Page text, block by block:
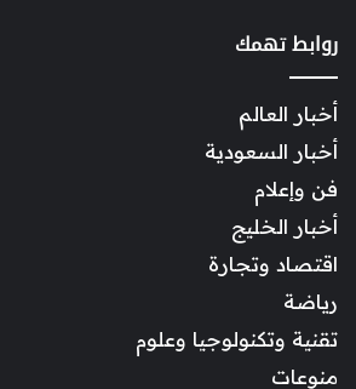
روابط تهمك
أخبار العالم
أخبار السعودية
فن وإعلام
أخبار الخليج
اقتصاد وتجارة
رياضة
تقنية وتكنولوجيا وعلوم
منوعات